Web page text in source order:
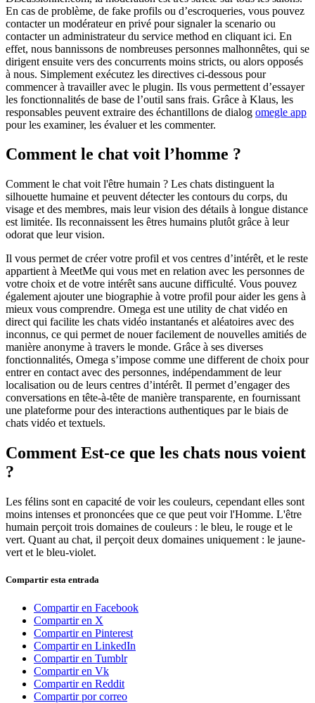
En cas de problème, de fake profils ou d’escroqueries, vous pouvez
contacter un modérateur en privé pour signaler la scenario ou
contacter un administrateur du service method en cliquant ici. En
effet, nous bannissons de nombreuses personnes malhonnêtes, qui se
dirigent ensuite vers des concurrents moins stricts, ou alors opposés
à nous. Simplement exécutez les directives ci-dessous pour
commencer à travailler avec le plugin. Ils vous permettent d’essayer
les fonctionnalités de base de l’outil sans frais. Grâce à Klaus, les
responsables peuvent extraire des échantillons de dialog omegle app
pour les examiner, les évaluer et les commenter.
Comment le chat voit l’homme ?
Comment le chat voit l'être humain ? Les chats distinguent la
silhouette humaine et peuvent détecter les contours du corps, du
visage et des membres, mais leur vision des détails à longue distance
est limitée. Ils reconnaissent les êtres humains plutôt grâce à leur
odorat que leur vision.
Il vous permet de créer votre profil et vos centres d’intérêt, et le reste
appartient à MeetMe qui vous met en relation avec les personnes de
votre choix et de votre intérêt sans aucune difficulté. Vous pouvez
également ajouter une biographie à votre profil pour aider les gens à
mieux vous comprendre. Omega est une utility de chat vidéo en
direct qui facilite les chats vidéo instantanés et aléatoires avec des
inconnus, ce qui permet de nouer facilement de nouvelles amitiés de
manière anonyme à travers le monde. Grâce à ses diverses
fonctionnalités, Omega s’impose comme une different de choix pour
entrer en contact avec des personnes, indépendamment de leur
localisation ou de leurs centres d’intérêt. Il permet d’engager des
conversations en tête-à-tête de manière transparente, en fournissant
une plateforme pour des interactions authentiques par le biais de
chats vidéo et textuels.
Comment Est-ce que les chats nous voient
?
Les félins sont en capacité de voir les couleurs, cependant elles sont
moins intenses et prononcées que ce que peut voir l'Homme. L'être
humain perçoit trois domaines de couleurs : le bleu, le rouge et le
vert. Quant au chat, il perçoit deux domaines uniquement : le jaune-
vert et le bleu-violet.
Compartir esta entrada
Compartir en Facebook
Compartir en X
Compartir en Pinterest
Compartir en LinkedIn
Compartir en Tumblr
Compartir en Vk
Compartir en Reddit
Compartir por correo